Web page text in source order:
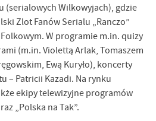
(serialowych Wilkowyjach), gdzie
Zlot Fanów Serialu „Ranczo”
W programie m.in. quizy
(m.in. Violettą Arlak, Tomaszem
Ewą Kuryło), koncerty
– Patricii Kazadi. Na rynku
ekipy telewizyjne programów
„Polska na Tak”.
pod względem ich
Zgromadzone informacje są
Wyrażenie zgody na
dostępność wszystkich
prezentujemy Ci najciekawsze
naszych partnerów.
do prezentowania Ci naszych
Twoich upodobań oraz Twoich
witryny internetowej. Treści
na stronach podmiotów trzecich lub
oraz innych dostawców usług.